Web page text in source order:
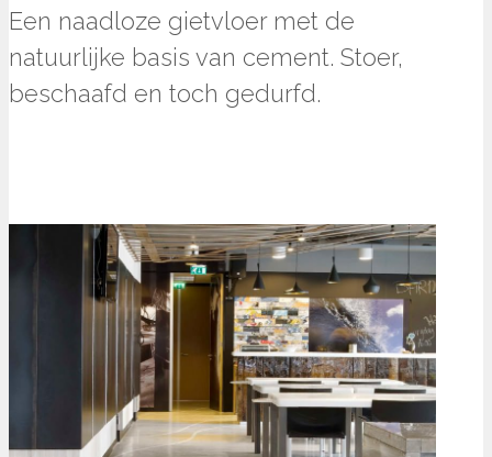
Een naadloze gietvloer met de
natuurlijke basis van cement. Stoer,
beschaafd en toch gedurfd.